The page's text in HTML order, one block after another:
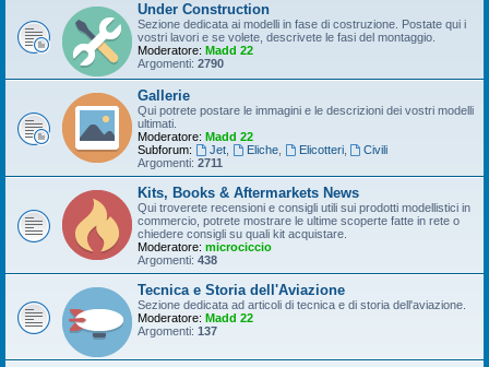
Under Construction
Sezione dedicata ai modelli in fase di costruzione. Postate qui i
vostri lavori e se volete, descrivete le fasi del montaggio.
Moderatore: Madd 22
Argomenti: 2790
Gallerie
Qui potrete postare le immagini e le descrizioni dei vostri modelli
ultimati.
Moderatore: Madd 22
Subforum:
Jet, Eliche, Elicotteri,
Civili
Argomenti: 2711
Kits, Books & Aftermarkets News
Qui troverete recensioni e consigli utili sui prodotti modellistici in
commercio, potrete mostrare le ultime scoperte fatte in rete o
chiedere consigli su quali kit acquistare.
Moderatore: microciccio
Argomenti: 438
Tecnica e Storia dell'Aviazione
Sezione dedicata ad articoli di tecnica e di storia dell'aviazione.
Moderatore: Madd 22
Argomenti: 137